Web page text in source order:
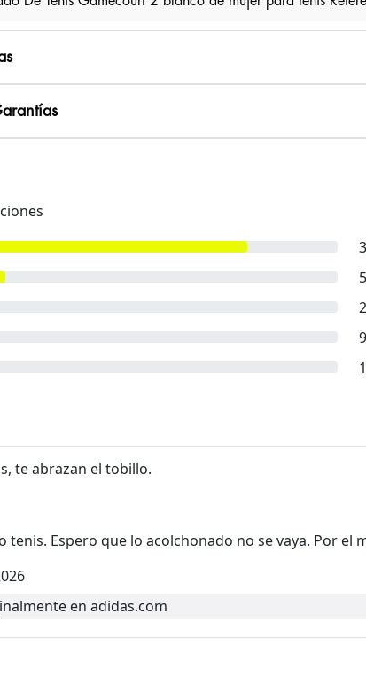
9
te abrazan el tobillo.
tenis. Espero que lo acolchonado no se vaya. Por
en adidas.com